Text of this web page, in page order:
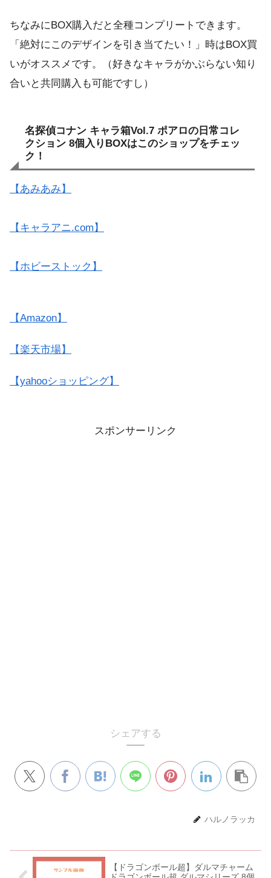
ちなみにBOX購入だと全種コンプリートできます。
「絶対にこのデザインを引き当てたい！」時はBOX買
いがオススメです。（好きなキャラがかぶらない知り
合いと共同購入も可能ですし）
名探偵コナン キャラ箱Vol.7 ポアロの日常コレ
クション 8個入りBOXはこのショップをチェッ
ク！
【あみあみ】
【キャラアニ.com】
【ホビーストック】
【Amazon】
【楽天市場】
【yahooショッピング】
スポンサーリンク
シェアする
ハルノラッカ
【ドラゴンボール超】ダルマチャーム